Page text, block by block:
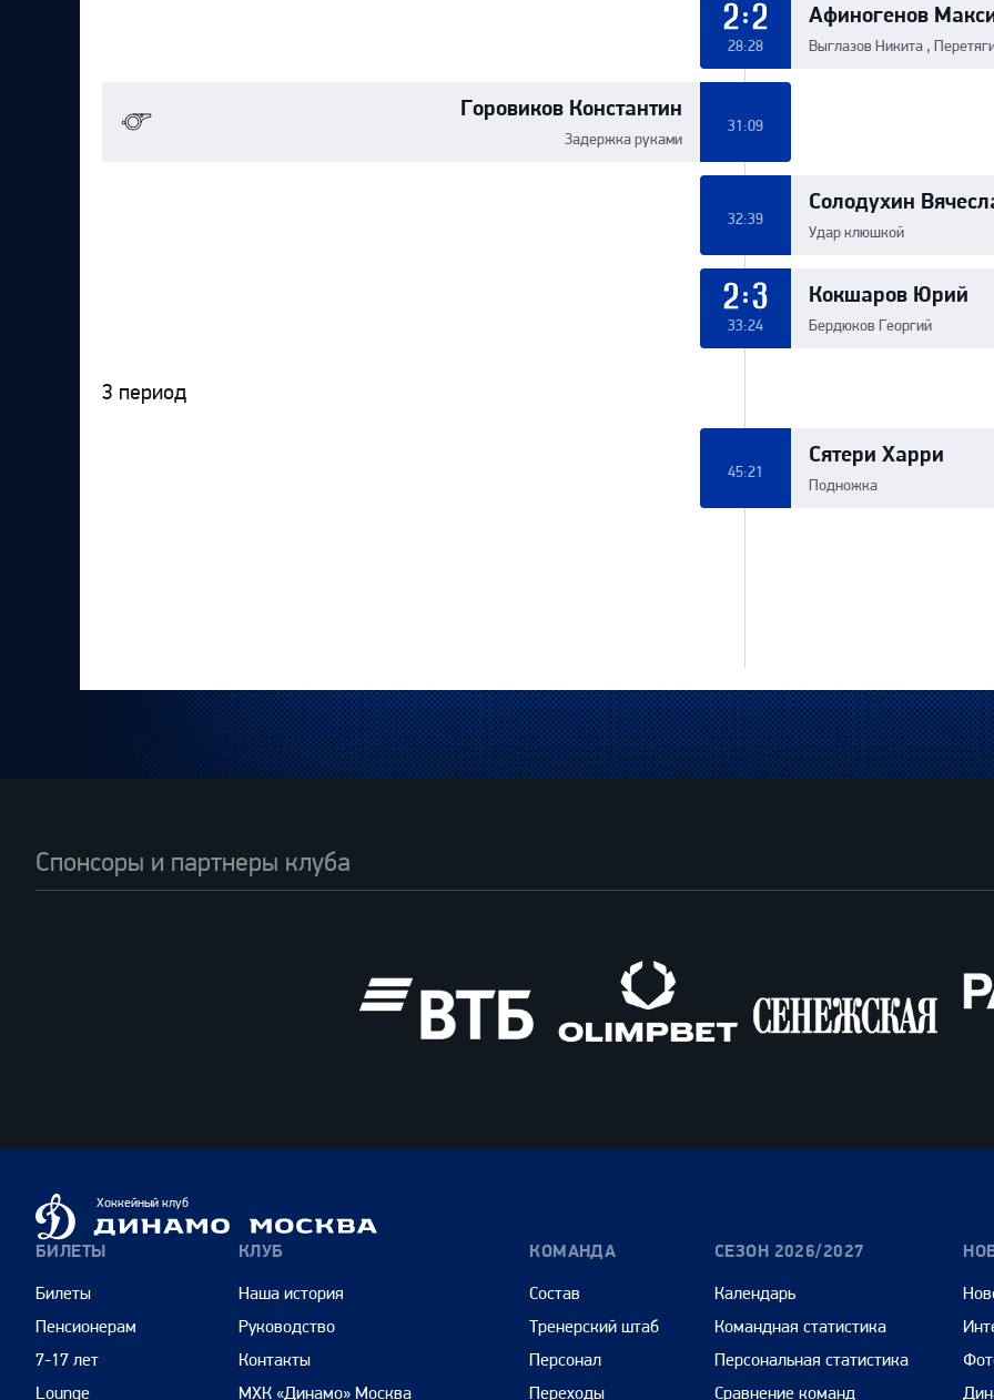
Афиногенов
Выглазов Никита ,
2:2
28:28
Горовиков Константин
Задержка руками
31:09
Солодухин
Удар клюшкой
32:39
Кокшаров Юрий
Бердюков Георгий
2:3
33:24
3 период
Сятери Харри
Подножка
45:21
Спонсоры и партнеры клуба
Динамо
Москва
Хоккейный клуб
БИЛЕТЫ
Билеты
Пенсионерам
7-17 лет
Lounge
КЛУБ
Наша история
Руководство
Контакты
МХК «Динамо» Москва
КОМАНДА
Состав
Тренерский штаб
Персонал
Переходы
СЕЗОН 2026/2027
Календарь
Командная статистика
Персональная статистика
Сравнение команд